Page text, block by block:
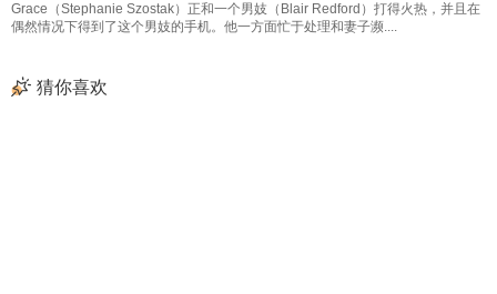
Grace（Stephanie Szostak）正和一个男妓（Blair Redford）打得火热，并且在
偶然情况下得到了这个男妓的手机。他一方面忙于处理和妻子濒....
猜你喜欢